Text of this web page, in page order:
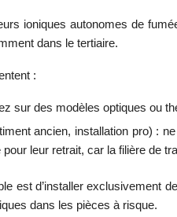
ioniques autonomes de
dans le tertiaire.
:
sur des modèles optiques ou
ancien, installation pro) :
pour leur retrait, car la filière de
est d’installer exclusivement
dans les pièces à risque.